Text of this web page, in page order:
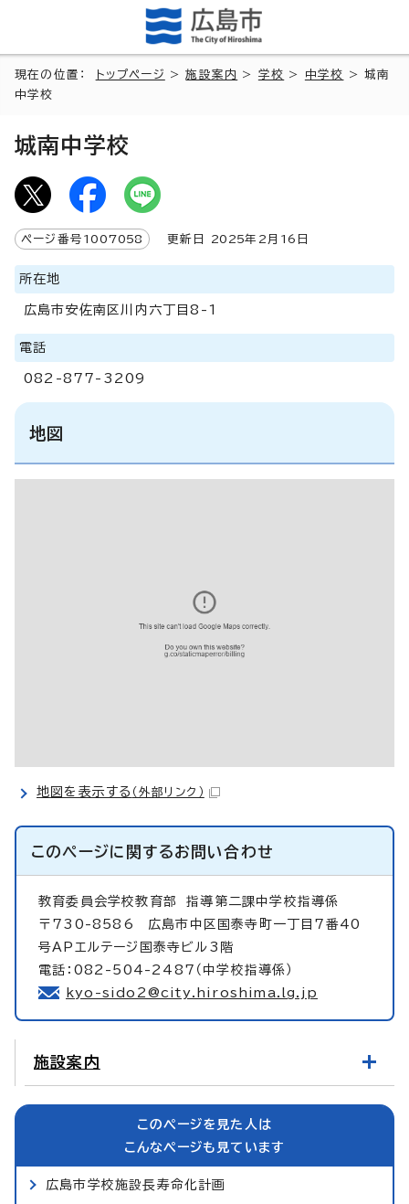
現在の位置： トップページ >施設案内 > 学校 > 中学校
> 城南
中学校
城南中学校
ページ番号 1007058 更新日 2025年2月 16 日
所在地
広島市安佐南区川内六丁目8-1
電話
082-877-3209
地図
地図を表示する （外部リンク）
このページに関するお問い合わせ
教育委員会学校教育部指導第二課中学校指導係
〒730-8586 広島市中区国泰寺町一丁目7番40
号APエルテージ国泰寺ビル3階
電話：082-504-2487（中学校指導係）
kyo-sido2@city.hiroshima.lg.jp
施設案内
このページを見た人は
こんなページも見ています
広島市学校施設長寿命化計画